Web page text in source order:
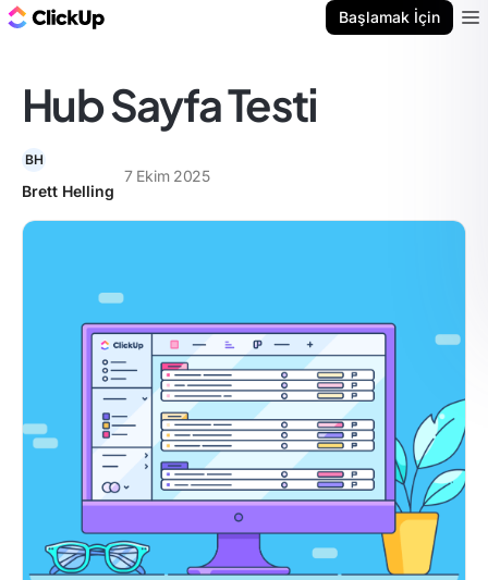
Başlamak İçin
Hub Sayfa Testi
BH
Brett Helling
7 Ekim 2025